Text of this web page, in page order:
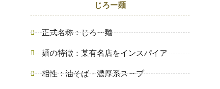
じろー麺
正式名称：じろー麺
麺の特徴：某有名店をインスパイア
相性：油そば・濃厚系スープ